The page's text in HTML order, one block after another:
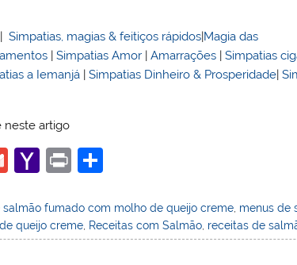
|Simpatias, magias & feitiços rápidos|Magia das
|Simpatias Amor |Amarrações |Simpatias
a Iemanjá |Simpatias Dinheiro & Prosperidade|
neste artigo
G
ai
l
Y
h
o
Pr
t
ar
e
fumado com molho de queijo creme, menus de
queijo creme Receitas com Salmão receitas de